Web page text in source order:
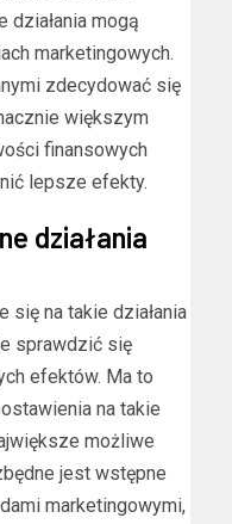
działania mogą
marketingowych.
zdecydować się
większym
finansowych
lepsze efekty.
działania
się na takie działania
sprawdzić się
efektów. Ma to
na takie
możliwe
jest wstępne
marketingowymi,